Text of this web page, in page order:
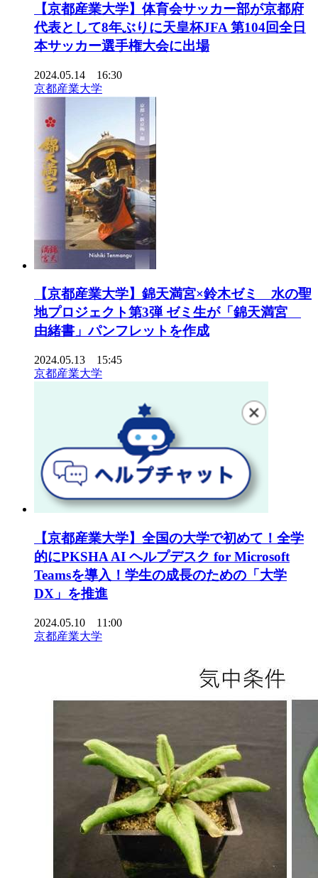
【京都産業大学】体育会サッカー部が京都府
代表として8年ぶりに天皇杯JFA 第104回全日
本サッカー選手権大会に出場
2024.05.14 16:30
京都産業大学
【京都産業大学】錦天満宮×鈴木ゼミ 水の聖
地プロジェクト第3弾 ゼミ生が「錦天満宮
由緒書」パンフレットを作成
2024.05.13 15:45
京都産業大学
【京都産業大学】全国の大学で初めて！全学
的にPKSHA AI ヘルプデスク for Microsoft
Teamsを導入！学生の成長のための「大学
DX」を推進
2024.05.10 11:00
京都産業大学